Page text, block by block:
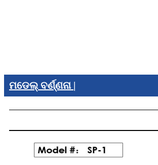
ମଡେଲ୍ ବର୍ଣ୍ଣନା |